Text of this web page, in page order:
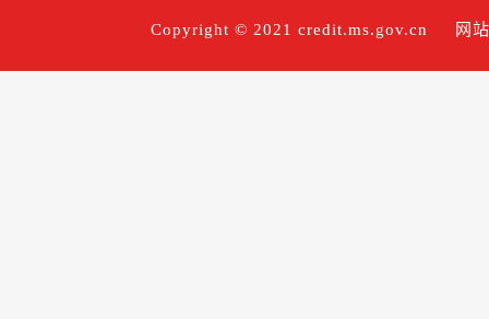
Copyright © 2021 credit.ms.gov.cn 网